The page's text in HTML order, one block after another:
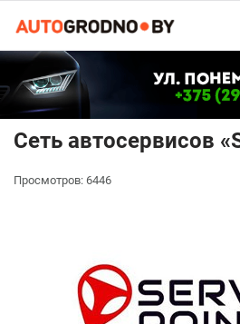
Сеть автосервисов
Просмотров: 6446